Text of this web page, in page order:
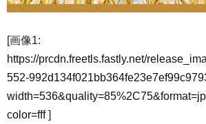
[画像1:
https://prcdn.freetls.fastly.net/
552-
color=fff]